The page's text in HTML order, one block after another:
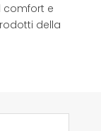
comfort e
della